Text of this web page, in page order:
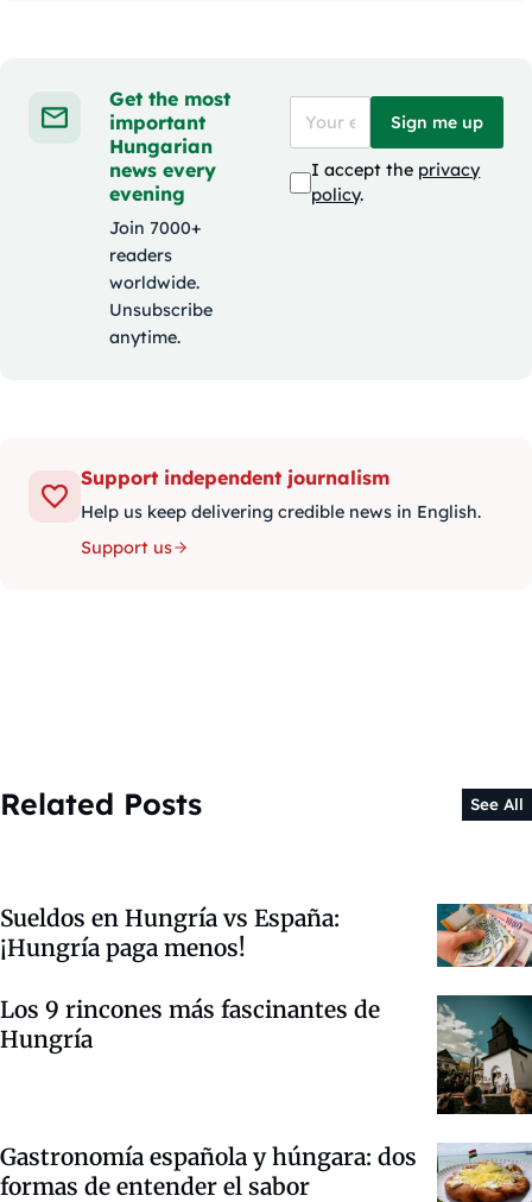
Get the most
important
Hungarian
news every
evening
Join 7000+
readers
worldwide.
Unsubscribe
anytime.
Sign me up
I accept the privacy
policy.
Support independent journalism
Help us keep delivering credible news in English.
Support us
Related Posts See All
Sueldos en Hungría vs España:
¡Hungría paga menos!
Los 9 rincones más fascinantes de
Hungría
Gastronomía española y húngara: dos
formas de entender el sabor